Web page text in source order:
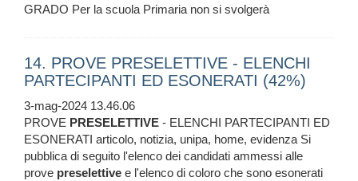
GRADO Per la scuola Primaria non si svolgerà
14. PROVE PRESELETTIVE - ELENCHI
PARTECIPANTI ED ESONERATI (42%)
3-mag-2024 13.46.06
PROVE PRESELETTIVE - ELENCHI PARTECIPANTI ED
ESONERATI articolo, notizia, unipa, home, evidenza Si
pubblica di seguito l'elenco dei candidati ammessi alle
prove preselettive e l'elenco di coloro che sono esonerati